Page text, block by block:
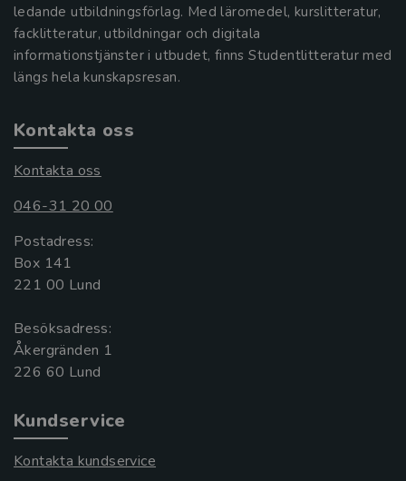
ledande utbildningsförlag. Med läromedel, kurslitteratur,
facklitteratur, utbildningar och digitala
informationstjänster i utbudet, finns Studentlitteratur med
längs hela kunskapsresan.
Kontakta oss
Kontakta oss
046-31 20 00
Postadress:
Box 141
221 00 Lund
Besöksadress:
Åkergränden 1
Kundservice
Kontakta kundservice